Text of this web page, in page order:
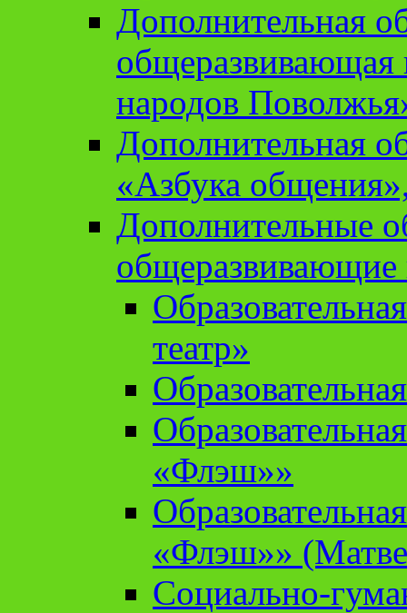
Дополнительная
народов
Дополнительная
«Азбука
Дополнительные
театр»
«Флэш»»
«Флэш»»
Социально-